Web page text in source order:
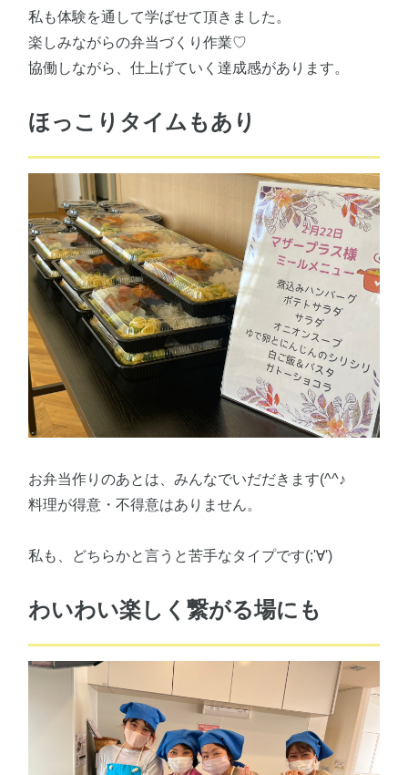
私も体験を通して学ばせて頂きました。
楽しみながらの弁当づくり作業♡
協働しながら、仕上げていく達成感があります。
ほっこりタイムもあり
お弁当作りのあとは、みんなでいだだきます(^^♪
料理が得意・不得意はありません。
私も、どちらかと言うと苦手なタイプです(;'∀')
わいわい楽しく繋がる場にも